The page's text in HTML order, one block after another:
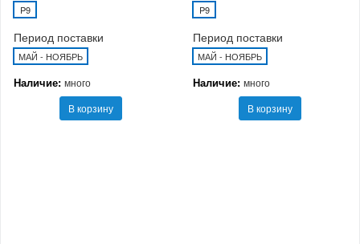
P9
Период поставки
МАЙ - НОЯБРЬ
Наличие: много
В корзину
P9
Период поставки
МАЙ - НОЯБРЬ
Наличие: много
В корзину